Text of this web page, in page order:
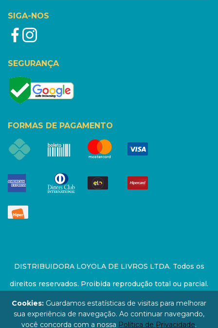
SIGA-NOS
SEGURANÇA
FORMAS DE PAGAMENTO
DISTRIBUIDORA LOYOLA DE LIVROS LTDA. Todos os
direitos reservados. Proibida reprodução total ou parcial.
Preços e estoque sujeito a alterações sem aviso prévio.
67.946.814/0001-94 - LOJA - Rua Senador Feijó - São
Cookies: Guardamos estatísticas de visitas para melhorar
sua experiência de navegação. Ao continuar navegando,
você concorda com a nossa Política de Privacidade.